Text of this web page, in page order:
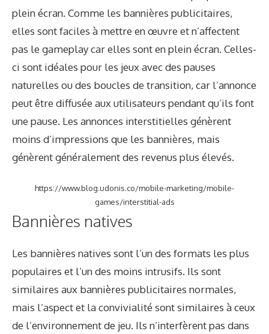
plein écran. Comme les bannières publicitaires,
elles sont faciles à mettre en œuvre et n’affectent
pas le gameplay car elles sont en plein écran. Celles-
ci sont idéales pour les jeux avec des pauses
naturelles ou des boucles de transition, car l’annonce
peut être diffusée aux utilisateurs pendant qu’ils font
une pause. Les annonces interstitielles génèrent
moins d’impressions que les bannières, mais
génèrent généralement des revenus plus élevés.
https://www.blog.udonis.co/mobile-marketing/mobile-
games/interstitial-ads
Bannières natives
Les bannières natives sont l’un des formats les plus
populaires et l’un des moins intrusifs. Ils sont
similaires aux bannières publicitaires normales,
mais l’aspect et la convivialité sont similaires à ceux
de l’environnement de jeu. Ils n’interfèrent pas dans